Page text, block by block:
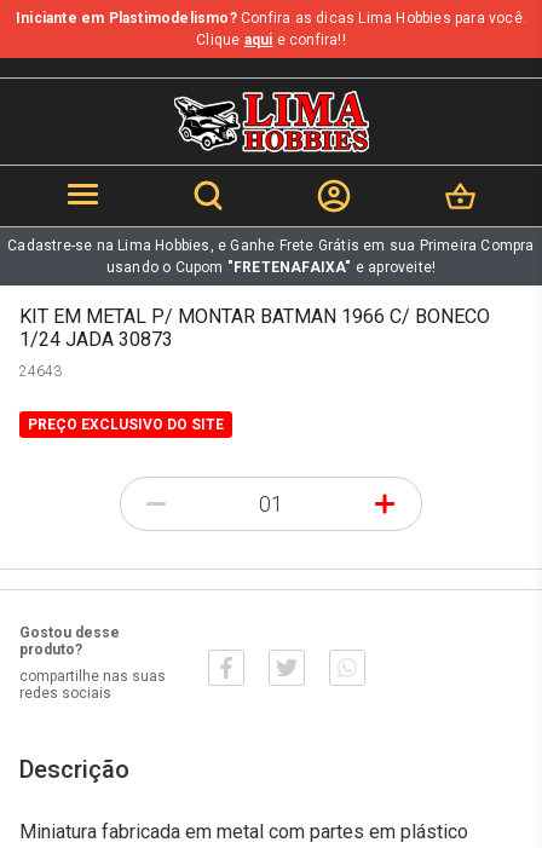
b
Iniciante em Plastimodelismo?Confira as dicas Lima Hobbies para você.
Clique aqui e confira!!
Cadastre-se na Lima Hobbies, e Ganhe Frete Grátis em sua Primeira Compra
usando o Cupom "FRETENAFAIXA" e aproveite!
KIT EM METAL P/ MONTAR BATMAN 1966 C/ BONECO
1/24 JADA 30873
24643
PREÇO EXCLUSIVO DO SITE
- +
Gostou desse
produto?
compartilhe nas suas
redes sociais
Descrição
Miniatura fabricada em metal com partes em plástico